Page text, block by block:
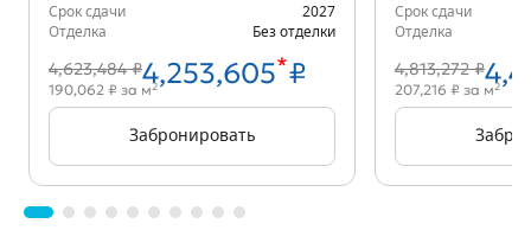
Срок сдачи
2027
Отделка
Без отделки
4,623,484 ₽4,253,605*₽
190,062 ₽ за м2
Забронировать
Срок сдачи
Отделка
4,813,272 ₽
207,216 ₽ за м2